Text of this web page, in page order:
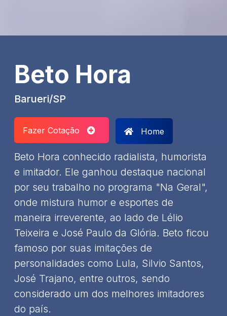
Beto Hora
Barueri/SP
Fazer Cotação Home
Beto Hora conhecido radialista, humorista
e imitador. Ele ganhou destaque nacional
por seu trabalho no programa "Na Geral",
onde mistura humor e esportes de
maneira irreverente, ao lado de Lélio
Teixeira e José Paulo da Glória. Beto ficou
famoso por suas imitações de
personalidades como Lula, Silvio Santos,
José Trajano, entre outros, sendo
considerado um dos melhores imitadores
do país.